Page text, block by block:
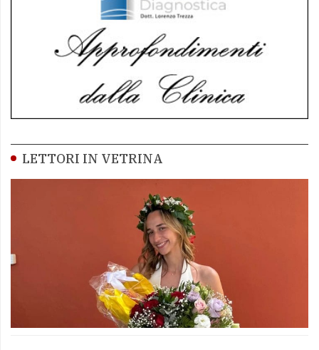
LETTORI IN VETRINA